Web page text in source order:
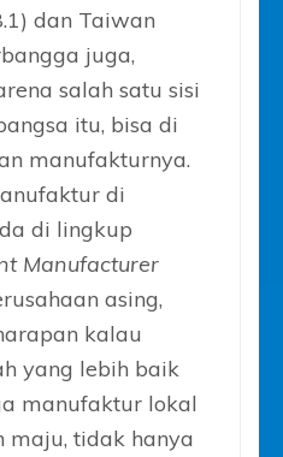
dan Taiwan
juga,
salah satu sisi
itu, bisa di
manufakturnya.
di
di lingkup
Manufacturer
asing,
kalau
yang lebih baik
manufaktur lokal
maju, tidak hanya